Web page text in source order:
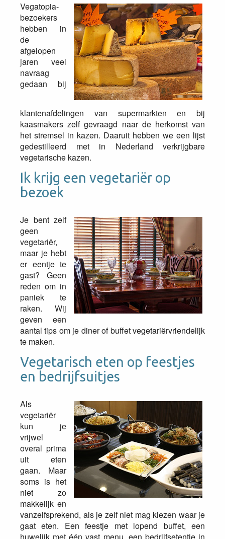
Vegatopia-
bezoekers
hebben in
de
afgelopen
jaren veel
navraag
gedaan bij
klantenafdelingen van supermarkten en bij
kaasmakers zelf gevraagd naar de herkomst van
het stremsel in kazen. Daaruit hebben we een lijst
gedestilleerd met in Nederland verkrijgbare
vegetarische kazen.
Ik krijg een vegetariër op
bezoek
Je bent zelf
geen
vegetariër,
maar je hebt
er eentje te
gast? Geen
reden om in
paniek te
raken. Wij
geven een
aantal tips om je diner of buffet vegetariërvriendelijk
te maken.
Vegetarisch eten op feestjes
en bedrijfsuitjes
Als
vegetariër
kun je
vrijwel
overal prima
uit eten
gaan. Maar
soms is het
niet zo
makkelijk en
vanzelfsprekend, als je zelf niet mag kiezen waar je
gaat eten. Een feestje met lopend buffet, een